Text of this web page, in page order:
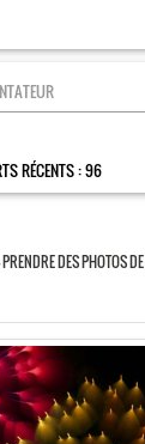
RÉCENTS :96
DES PHOTOS DE